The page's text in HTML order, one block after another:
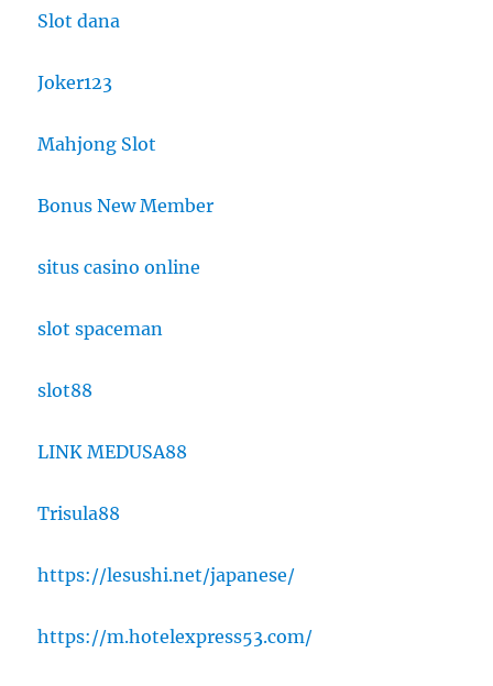
Slot dana
Joker123
Mahjong Slot
Bonus New Member
situs casino online
slot spaceman
slot88
LINK MEDUSA88
Trisula88
https://lesushi.net/japanese/
https://m.hotelexpress53.com/